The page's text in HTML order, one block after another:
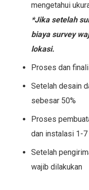
mengetahui
*Jika setelah
biaya survey
lokasi.
Proses dan
Setelah desain
sebesar 50%
Proses
dan instalasi 1-7
Setelah
wajib dilakukan